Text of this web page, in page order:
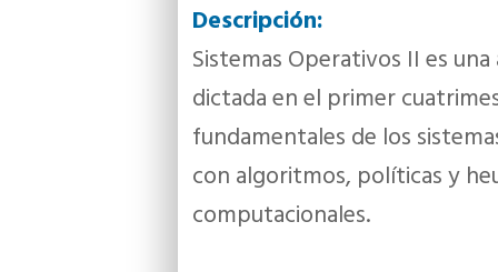
Descripción:
Sistemas Operativos II es
dictada en el primer
fundamentales de los
con algoritmos, políticas y
computacionales.